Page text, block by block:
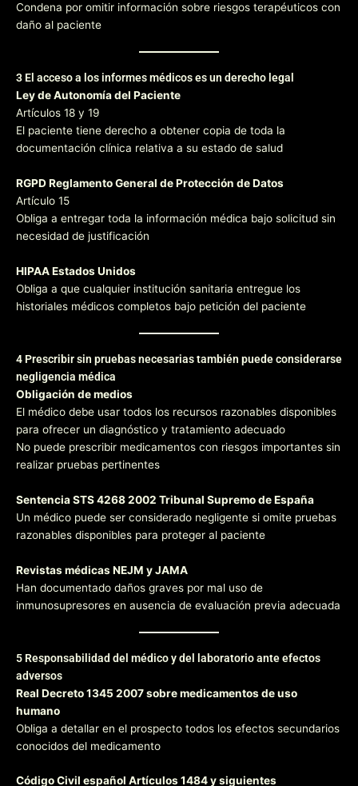
Condena por omitir información sobre riesgos terapéuticos con
daño al paciente
3 El acceso a los informes médicos es un derecho legal
Ley de Autonomía del Paciente
Artículos 18 y 19
El paciente tiene derecho a obtener copia de toda la
documentación clínica relativa a su estado de salud
RGPD Reglamento General de Protección de Datos
Artículo 15
Obliga a entregar toda la información médica bajo solicitud sin
necesidad de justificación
HIPAA Estados Unidos
Obliga a que cualquier institución sanitaria entregue los
historiales médicos completos bajo petición del paciente
4 Prescribir sin pruebas necesarias también puede considerarse
negligencia médica
Obligación de medios
El médico debe usar todos los recursos razonables disponibles
para ofrecer un diagnóstico y tratamiento adecuado
No puede prescribir medicamentos con riesgos importantes sin
realizar pruebas pertinentes
Sentencia STS 4268 2002 Tribunal Supremo de España
Un médico puede ser considerado negligente si omite pruebas
razonables disponibles para proteger al paciente
Revistas médicas NEJM y JAMA
Han documentado daños graves por mal uso de
inmunosupresores en ausencia de evaluación previa adecuada
5 Responsabilidad del médico y del laboratorio ante efectos
adversos
Real Decreto 1345 2007 sobre medicamentos de uso
humano
Obliga a detallar en el prospecto todos los efectos secundarios
conocidos del medicamento
Código Civil español Artículos 1484 y siguientes